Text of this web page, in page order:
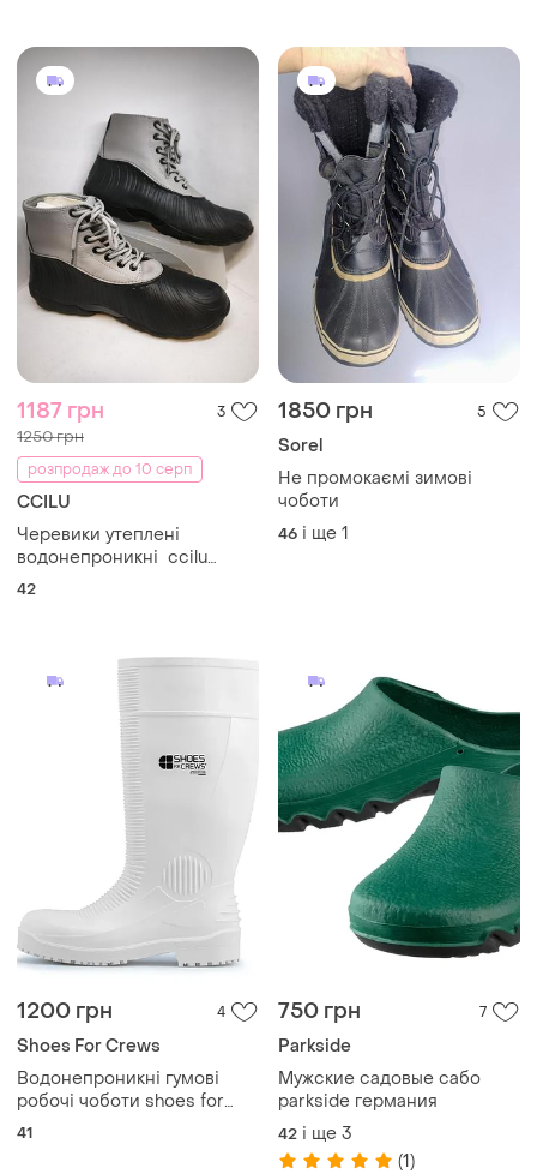
1187 грн 3
1250 грн
розпродаж до 10 серп
CCILU
Черевики утеплені
водонепроникні ccilu
dorian / m(301272063)
42
1850 грн 5
Sorel
Не промокаємі зимові
чоботи
46 і ще 1
1200 грн 4
Shoes For Crews
Водонепроникні гумові
робочі чоботи shoes for
crews guardian
41
750 грн 7
Parkside
Мужские садовые сабо
parkside германия
42 і ще 3
(1)